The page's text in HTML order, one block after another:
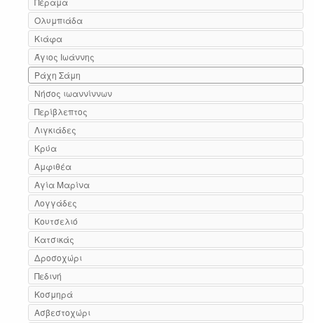
Ολυμπιάδα
Κιάφα
Άγιος Ιωάννης
Ράχη Σάμη
Νήσος ιωαννίννων
Περίβλεπτος
Λιγκιάδες
Κρύα
Αμφιθέα
Αγία Μαρίνα
Λογγάδες
Κουτσελιό
Κατσικάς
Δροσοχώρι
Πεδινή
Κοσμηρά
Ασβεστοχώρι